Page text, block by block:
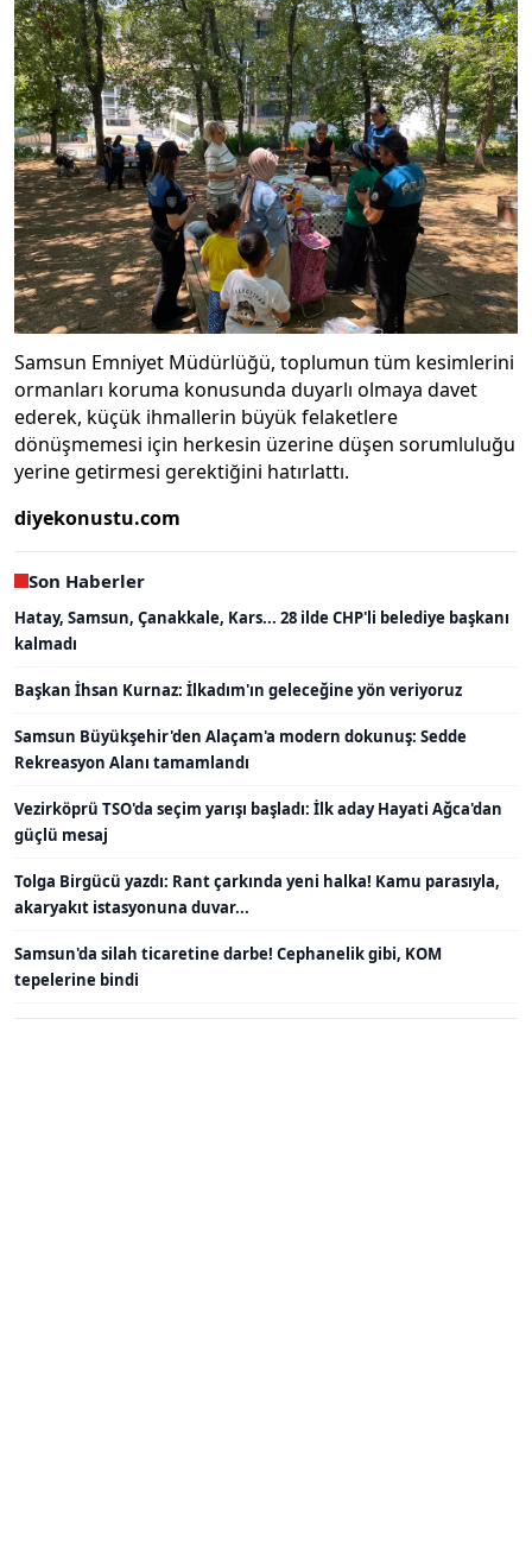
Samsun Emniyet Müdürlüğü, toplumun tüm kesimlerini
ormanları koruma konusunda duyarlı olmaya davet
ederek, küçük ihmallerin büyük felaketlere
dönüşmemesi için herkesin üzerine düşen sorumluluğu
yerine getirmesi gerektiğini hatırlattı.
diyekonustu.com
Son Haberler
Hatay, Samsun, Çanakkale, Kars... 28 ilde CHP'li belediye başkanı
kalmadı
Başkan İhsan Kurnaz: İlkadım'ın geleceğine yön veriyoruz
Samsun Büyükşehir'den Alaçam'a modern dokunuş: Sedde
Rekreasyon Alanı tamamlandı
Vezirköprü TSO'da seçim yarışı başladı: İlk aday Hayati Ağca'dan
güçlü mesaj
Tolga Birgücü yazdı: Rant çarkında yeni halka! Kamu parasıyla,
akaryakıt istasyonuna duvar...
Samsun'da silah ticaretine darbe! Cephanelik gibi, KOM
tepelerine bindi